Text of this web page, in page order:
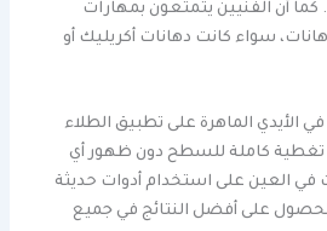
كما أن الفنيين يتمتعون بمهارات
سواء كانت دهانات أكريليك أو
الأيدي الماهرة على تطبيق الطلاء
كاملة للسطح دون ظهور أي
العين على استخدام أدوات حديثة
على أفضل النتائج في جميع